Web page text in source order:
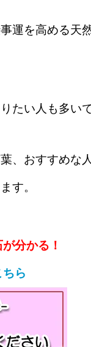
運を高める天
たい人も多いで
、おすすめな
す。
分かる！
ちら